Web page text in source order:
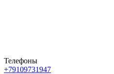
Телефоны
+79109731947